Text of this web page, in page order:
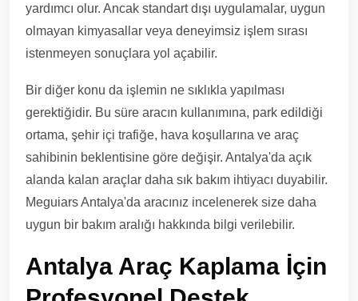
yardımcı olur. Ancak standart dışı uygulamalar, uygun
olmayan kimyasallar veya deneyimsiz işlem sırası
istenmeyen sonuçlara yol açabilir.
Bir diğer konu da işlemin ne sıklıkla yapılması
gerektiğidir. Bu süre aracın kullanımına, park edildiği
ortama, şehir içi trafiğe, hava koşullarına ve araç
sahibinin beklentisine göre değişir. Antalya'da açık
alanda kalan araçlar daha sık bakım ihtiyacı duyabilir.
Meguiars Antalya'da aracınız incelenerek size daha
uygun bir bakım aralığı hakkında bilgi verilebilir.
Antalya Araç Kaplama İçin